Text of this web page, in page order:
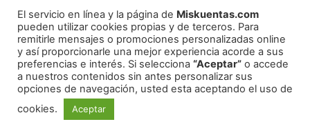
copyrightmiskuentas2026
Redes Sociales
Copyright ©
El servicio en línea y la página de Miskuentas.com
pueden utilizar cookies propias y de terceros. Para
remitirle mensajes o promociones personalizadas online
y así proporcionarle una mejor experiencia acorde a sus
preferencias e interés. Si selecciona “Aceptar” o accede
a nuestros contenidos sin antes personalizar sus
opciones de navegación, usted esta aceptando el uso de
cookies.
Aceptar